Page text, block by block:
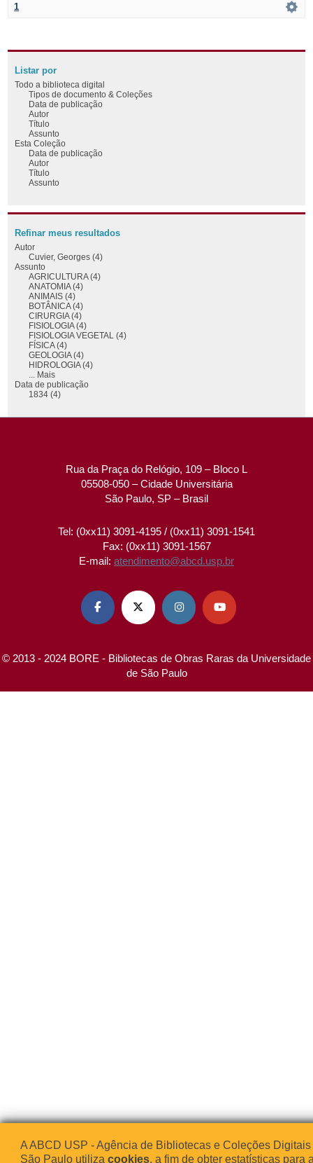
1
Listar por
Todo a biblioteca digital
Tipos de documento & Coleções
Data de publicação
Autor
Título
Assunto
Esta Coleção
Data de publicação
Autor
Título
Assunto
Refinar meus resultados
Autor
Cuvier, Georges (4)
Assunto
AGRICULTURA (4)
ANATOMIA (4)
ANIMAIS (4)
BOTÂNICA (4)
CIRURGIA (4)
FISIOLOGIA (4)
FISIOLOGIA VEGETAL (4)
FÍSICA (4)
GEOLOGIA (4)
HIDROLOGIA (4)
... Mais
Data de publicação
1834 (4)
Rua da Praça do Relógio, 109 – Bloco L
05508-050 – Cidade Universitária
São Paulo, SP – Brasil
Tel: (0xx11) 3091-4195 / (0xx11) 3091-1541
Fax: (0xx11) 3091-1567
E-mail: atendimento@abcd.usp.br
   
© 2013 - 2024 BORE - Bibliotecas de Obras Raras da Universidade
de São Paulo
A ABCD USP - Agência de Bibliotecas e Coleções
São Paulo utiliza cookies, a fim de obter estatísticas para